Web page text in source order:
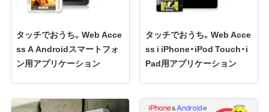
タッチでおうち。Web Acce
ss A Androidスマートフォ
ン用アプリケーション
タッチでおうち。Web Acce
ss i iPhone・iPod Touch・i
Pad用アプリケーション